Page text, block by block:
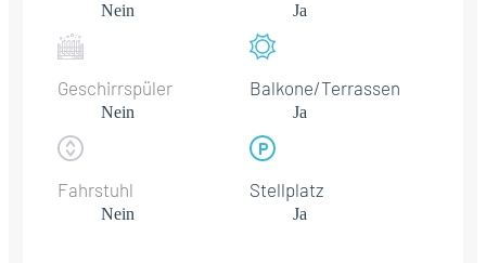
Nein Ja
Geschirrspüler
Nein
Balkone/Terrassen
Ja
Fahrstuhl
Nein
Stellplatz
Ja